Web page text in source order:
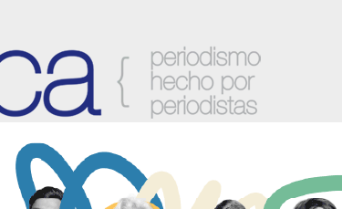
y sus localidades.